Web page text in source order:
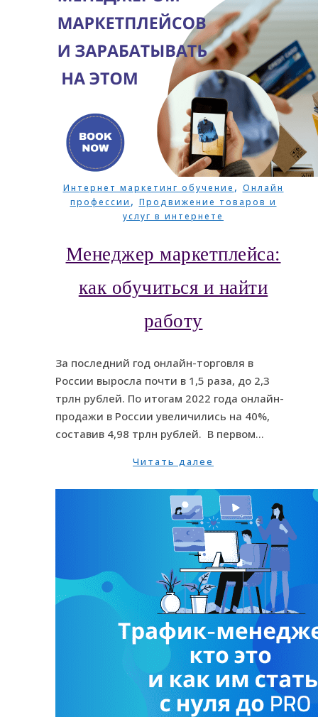
Интернет маркетинг обучение , Онлайн
профессии , Продвижение товаров и
услуг в интернете
Менеджер маркетплейса:
как обучиться и найти
работу
За последний год онлайн-торговля в
России выросла почти в 1,5 раза, до 2,3
трлн рублей. По итогам 2022 года онлайн-
продажи в России увеличились на 40%,
составив 4,98 трлн рублей. В первом…
Читать далее